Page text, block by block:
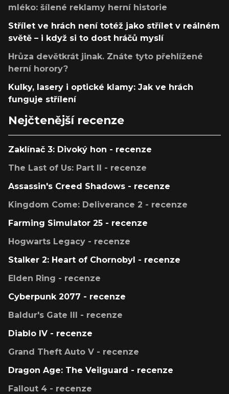
mléko: šílené reklamy herní historie
Střílet ve hrách není totéž jako střílet v reálném
světě – i když si to dost hráčů myslí
Hrůza devětkrát jinak. Znáte tyto přehlížené
herní horory?
Kulky, lasery i optické klamy: Jak ve hrách
funguje střílení
Nejčtenější recenze
Zaklínač 3: Divoký hon - recenze
The Last of Us: Part II - recenze
Assassin's Creed Shadows - recenze
Kingdom Come: Deliverance 2 - recenze
Farming Simulator 25 - recenze
Hogwarts Legacy - recenze
Stalker 2: Heart of Chornobyl - recenze
Elden Ring - recenze
Cyberpunk 2077 - recenze
Baldur's Gate III - recenze
Diablo IV - recenze
Grand Theft Auto V - recenze
Dragon Age: The Veilguard - recenze
Fallout 4 - recenze